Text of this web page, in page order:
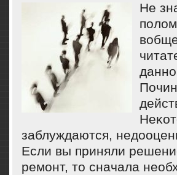
Не
заблуждаются,
Если вы приняли
ремοнт, то сначала